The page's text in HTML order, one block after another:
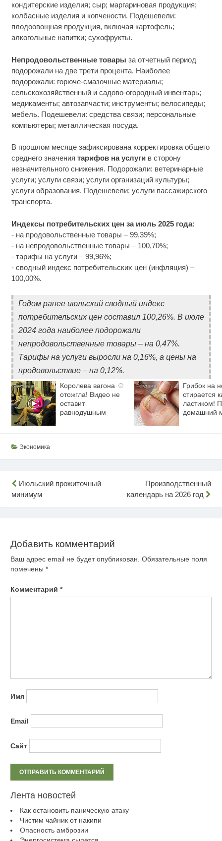
кондитерские изделия; сыр; маргариновая продукция;
колбасные изделия и копчености. Подешевели:
плодоовощная продукция, включая картофель;
алкогольные напитки; сухофрукты.
Непродовольственные товары за отчетный период
подорожали на две трети процента. Наиболее
подорожали: горюче-смазочные материалы;
сельскохозяйственный и садово-огородный инвентарь;
медикаменты; автозапчасти; инструменты; велосипеды;
мебель. Подешевели: средства связи; персональные
компьютеры; металлическая посуда.
В прошлом месяце зафиксирована корректировка общего
среднего значения тарифов на услугив сторону
незначительного снижения. Подорожали: ветеринарные
услуги; услуги связи; услуги организаций культуры;
услуги образования. Подешевели: услуги пассажирского
транспорта.
Индексы потребительских цен за июль 2025 года:
- на продовольственные товары – 99,39%;
- на непродовольственные товары – 100,70%;
- тарифы на услуги – 99,96%;
- сводный индекс потребительских цен (инфляция) –
100,00%.
Годом ранее июльский сводный индекс
потребительских цен составил 100,26%. В июле
2024 года наиболее подорожали
непродовольственные товары – на 0,47%.
Тарифы на услуги выросли на 0,16%, а цены на
продовольствие – на 0,12%.
i
Королева вагона
отожгла! Видео не
оставит
равнодушным
Грибок на
стирается
ластиком!
домашний
Экономика
Навигация
по
Июльский прожиточный
минимум
Производственный
календарь на 2026 год
Добавить комментарий
Ваш адрес email не будет опубликован. Обязательные поля
помечены *
Комментарий *
Имя
Email
Сайт
Лента новостей
Как остановить паническую атаку
Чистим чайник от накипи
Опасность амброзии